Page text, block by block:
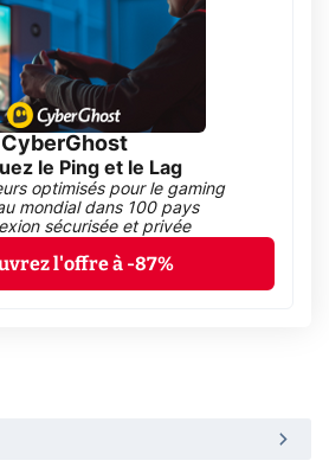
CyberGhost
le Ping et le Lag
optimisés pour le gaming
mondial dans 100 pays
sécurisée et privée
l'offre à -87%